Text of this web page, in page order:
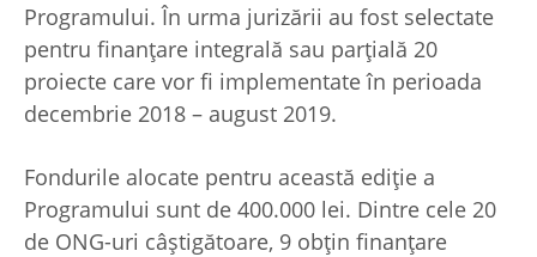
Programului. În urma jurizării au fost selectate
pentru finanțare integrală sau parțială 20
proiecte care vor fi implementate în perioada
decembrie 2018 – august 2019.
Fondurile alocate pentru această ediție a
Programului sunt de 400.000 lei. Dintre cele 20
de ONG-uri câștigătoare, 9 obțin finanțare